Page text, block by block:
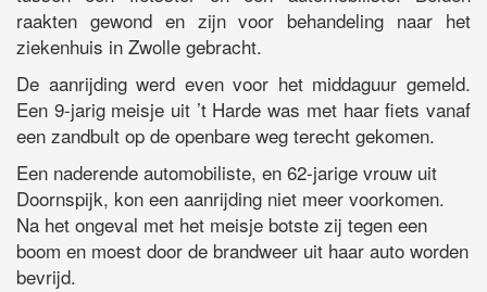
raakten gewond en zijn voor behandeling naar het
ziekenhuis in Zwolle gebracht.
De aanrijding werd even voor het middaguur gemeld.
Een 9-jarig meisje uit ’t Harde was met haar fiets vanaf
een zandbult op de openbare weg terecht gekomen.
Een naderende automobiliste, en 62-jarige vrouw uit
Doornspijk, kon een aanrijding niet meer voorkomen.
Na het ongeval met het meisje botste zij tegen een
boom en moest door de brandweer uit haar auto worden
bevrijd.